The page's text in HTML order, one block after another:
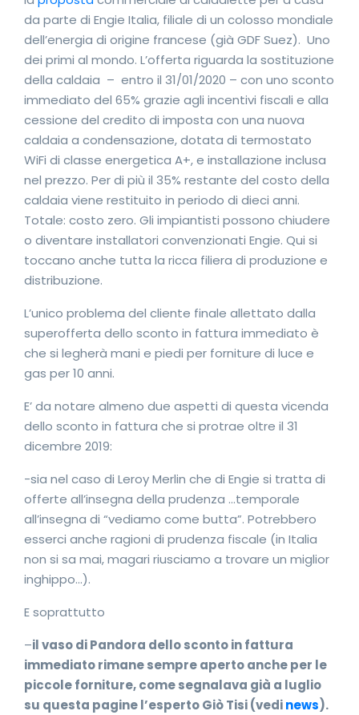
da parte di Engie Italia, filiale di un colosso mondiale
dell’energia di origine francese (già GDF Suez). Uno
dei primi al mondo. L’offerta riguarda la sostituzione
della caldaia – entro il 31/01/2020 – con uno sconto
immediato del 65% grazie agli incentivi fiscali e alla
cessione del credito di imposta con una nuova
caldaia a condensazione, dotata di termostato
WiFi di classe energetica A+, e installazione inclusa
nel prezzo. Per di più il 35% restante del costo della
caldaia viene restituito in periodo di dieci anni.
Totale: costo zero. Gli impiantisti possono chiudere
o diventare installatori convenzionati Engie. Qui si
toccano anche tutta la ricca filiera di produzione e
distribuzione.
L’unico problema del cliente finale allettato dalla
superofferta dello sconto in fattura immediato è
che si legherà mani e piedi per forniture di luce e
gas per 10 anni.
E’ da notare almeno due aspetti di questa vicenda
dello sconto in fattura che si protrae oltre il 31
dicembre 2019:
-sia nel caso di Leroy Merlin che di Engie si tratta di
offerte all’insegna della prudenza …temporale
all’insegna di “vediamo come butta”. Potrebbero
esserci anche ragioni di prudenza fiscale (in Italia
non si sa mai, magari riusciamo a trovare un miglior
inghippo…).
E soprattutto
–il vaso di Pandora dello sconto in fattura
immediato rimane sempre aperto anche per le
piccole forniture, come segnalava già a luglio
su questa pagine l’esperto Giò Tisi (vedinews).